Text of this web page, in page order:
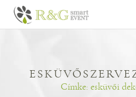
Címke: esküvői